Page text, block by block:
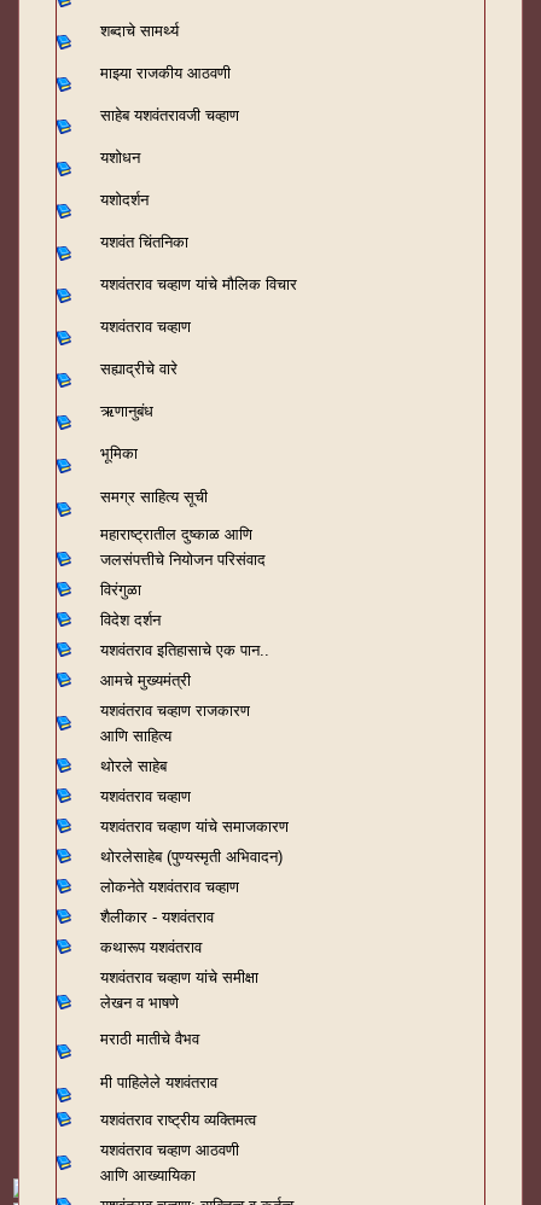
शब्दाचे सामर्थ्य
माझ्या राजकीय आठवणी
साहेब यशवंतरावजी चव्हाण
यशोधन
यशोदर्शन
यशवंत चिंतनिका
यशवंतराव चव्हाण यांचे मौलिक विचार
यशवंतराव चव्हाण
सह्याद्रीचे वारे
ऋणानुबंध
भूमिका
समग्र साहित्य सूची
महाराष्ट्रातील दुष्काळ आणि
जलसंपत्तीचे नियोजन परिसंवाद
विरंगुळा
विदेश दर्शन
यशवंतराव इतिहासाचे एक पान..
आमचे मुख्यमंत्री
यशवंतराव चव्हाण राजकारण
आणि साहित्य
थोरले साहेब
यशवंतराव चव्हाण
यशवंतराव चव्हाण यांचे समाजकारण
थोरलेसाहेब (पुण्यस्मृती अभिवादन)
लोकनेते यशवंतराव चव्हाण
शैलीकार - यशवंतराव
कथारूप यशवंतराव
यशवंतराव चव्हाण यांचे समीक्षा
लेखन व भाषणे
मराठी मातीचे वैभव
मी पाहिलेले यशवंतराव
यशवंतराव राष्ट्रीय व्यक्तिमत्व
यशवंतराव चव्हाण आठवणी
आणि आख्यायिका